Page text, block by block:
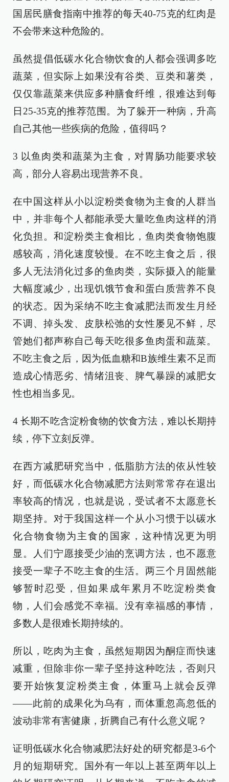
国居民膳食指南中推荐的每天40-75克的红肉是
不会带来这种危险的。
虽然提倡低碳水化合物饮食的人都会强调多吃
蔬菜，但实际上如果没有谷类、豆类和薯类，
仅仅靠蔬菜来供应多种膳食纤维，很难达到每
日25-35克的推荐范围。为了躲开一种病，升高
自己其他一些疾病的危险，值得吗？
3 以鱼肉类和蔬菜为主食，对胃肠功能要求较
高，部分人容易出现营养不良。
在中国这样从小以淀粉类食物为主食的人群当
中，并非每个人都能承受大量吃鱼肉这样的消
化负担。和淀粉类主食相比，鱼肉类食物饱腹
感较高，消化速度较慢。在不吃主食之后，很
多人无法消化过多的鱼肉类，实际摄入的能量
大幅度减少，出现饥饿节食和蛋白质营养不良
的状态。因为采纳不吃主食减肥法而发生月经
不调、掉头发、皮肤松弛的女性屡见不鲜，尽
管她们都声称自己每天吃很多鱼肉蛋和蔬菜。
不吃主食之后，因为低血糖和B族维生素不足而
造成心情恶劣、情绪沮丧、脾气暴躁的减肥女
性也相当多见。
4 长期不吃含淀粉食物的饮食方法，难以长期持
续，停下立刻反弹。
在西方减肥研究当中，低脂肪方法的依从性较
好，而低碳水化合物减肥方法则常常存在退出
率较高的情况，也就是说，受试者不太愿意长
期坚持。对于我国这样一个从小习惯于以碳水
化合物食物为主食的国家，这种情况更为明
显。人们宁愿接受少油的烹调方法，也不愿意
接受一辈子不吃主食的生活。两三个月固然能
够暂时忍受，但如果成年累月不吃淀粉类食
物，人们会感觉不幸福。没有幸福感的事情，
多数人是很难长期持续的。
所以，吃肉为主食，虽然短期因为酮症而快速
减重，但除非你一辈子坚持这种吃法，否则只
要开始恢复淀粉类主食，体重马上就会反弹
——此前的成果化为乌有，而体重忽高忽低的
波动非常有害健康，折腾自己有什么意义呢？
证明低碳水化合物减肥法好处的研究都是3-6个
月的短期研究。国外有一年以上甚至两年以上